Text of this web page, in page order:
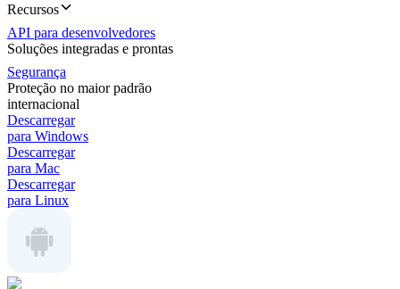
Recursos
API para desenvolvedores
Soluções integradas e prontas
Segurança
Proteção no maior padrão
internacional
Descarregar
para Windows
Descarregar
para Mac
Descarregar
para Linux